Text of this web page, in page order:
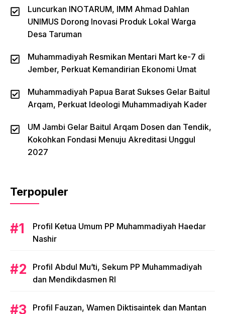
Luncurkan INOTARUM, IMM Ahmad Dahlan
UNIMUS Dorong Inovasi Produk Lokal Warga
Desa Taruman
Muhammadiyah Resmikan Mentari Mart ke-7 di
Jember, Perkuat Kemandirian Ekonomi Umat
Muhammadiyah Papua Barat Sukses Gelar Baitul
Arqam, Perkuat Ideologi Muhammadiyah Kader
UM Jambi Gelar Baitul Arqam Dosen dan Tendik,
Kokohkan Fondasi Menuju Akreditasi Unggul
2027
Terpopuler
Profil Ketua Umum PP Muhammadiyah Haedar
Nashir
Profil Abdul Mu’ti, Sekum PP Muhammadiyah
dan Mendikdasmen RI
Profil Fauzan, Wamen Diktisaintek dan Mantan